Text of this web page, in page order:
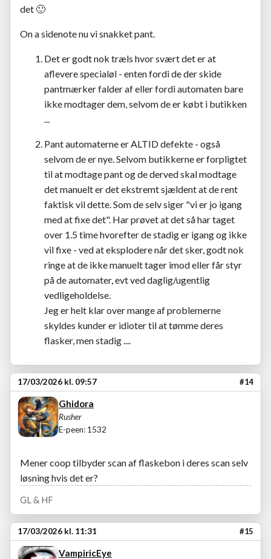
det 🙂
On a sidenote nu vi snakket pant.
Det er godt nok træls hvor svært det er at
aflevere specialøl - enten fordi de der skide
pantmærker falder af eller fordi automaten bare
ikke modtager dem, selvom de er købt i butikken
...
Pant automaterne er ALTID defekte - også
selvom de er nye. Selvom butikkerne er forpligtet
til at modtage pant og de derved skal modtage
det manuelt er det ekstremt sjældent at de rent
faktisk vil dette. Som de selv siger "vi er jo igang
med at fixe det". Har prøvet at det så har taget
over 1.5 time hvorefter de stadig er igang og ikke
vil fixe - ved at eksplodere når det sker, godt nok
ringe at de ikke manuelt tager imod eller får styr
på de automater, evt ved daglig/ugentlig
vedligeholdelse.
Jeg er helt klar over mange af problemerne
skyldes kunder er idioter til at tømme deres
flasker, men stadig ....
17/03/2026 kl. 09:57 #14
Ghidora
Rusher
E-peen: 1532
Mener coop tilbyder scan af flaskebon i deres scan selv
løsning hvis det er?
GL & HF
17/03/2026 kl. 11:31 #15
VampiricEye